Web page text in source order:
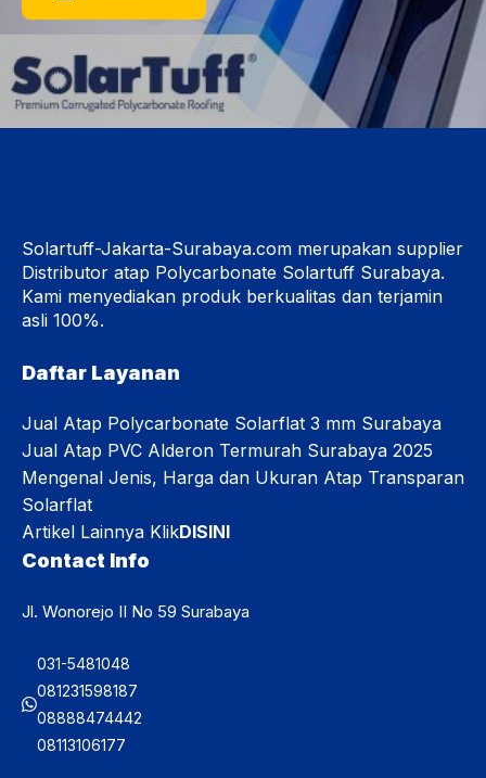
Solartuff-Jakarta-Surabaya.com merupakan supplier
Distributor atap Polycarbonate Solartuff Surabaya.
Kami menyediakan produk berkualitas dan terjamin
asli 100%.
Daftar Layanan
Jual Atap Polycarbonate Solarflat 3 mm Surabaya
Jual Atap PVC Alderon Termurah Surabaya 2025
Mengenal Jenis, Harga dan Ukuran Atap Transparan
Solarflat
Artikel Lainnya KlikDISINI
Contact Info
Jl. Wonorejo II No 59 Surabaya
031-5481048
081231598187
08888474442
08113106177